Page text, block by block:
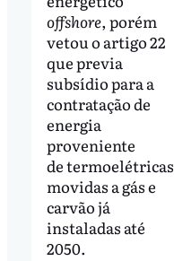
offshore, porém
vetou o artigo 22
que previa
subsídio para a
contratação de
energia
proveniente
de termoelétricas
movidas a gás e
carvão já
instaladas até
2050.